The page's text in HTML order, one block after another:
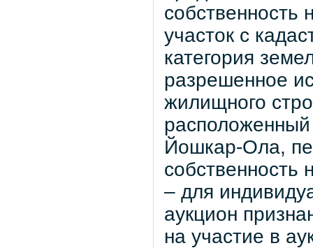
собственность
участок с
категория
разрешенное
жилищного
Йошкар-Ола,
собственность
– для
аукцион
на участие в